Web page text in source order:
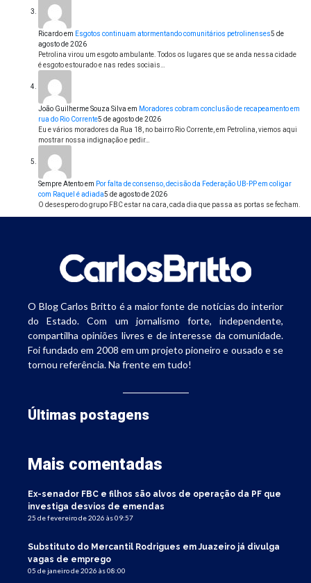
Ricardoem Esgotos continuam atormentando comunitários petrolinenses5 de
agosto de 2026
Petrolina virou um esgoto ambulante. Todos os lugares que se anda nessa cidade
é esgoto estourado e nas redes sociais…
João Guilherme Souza Silva em Moradores cobram conclusão de recapeamento em
rua do Rio Corrente5 de agosto de 2026
Eu e vários moradores da Rua 18, no bairro Rio Corrente, em Petrolina, viemos aqui
mostrar nossa indignação e pedir…
Sempre Atentoem Por falta de consenso, decisão da Federação UB-PP em coligar
com Raquel é adiada5 de agosto de 2026
O desespero do grupo FBC estar na cara, cada dia que passa as portas se fecham.
O Blog Carlos Britto é a maior fonte de notícias do interior
do Estado. Com um jornalismo forte, independente,
compartilha opiniões livres e de interesse da comunidade.
Foi fundado em 2008 em um projeto pioneiro e ousado e se
tornou referência. Na frente em tudo!
Últimas postagens
Mais comentadas
Ex-senador FBC e filhos são alvos de operação da PF que
investiga desvios de emendas
25 de fevereiro de 2026 às 09:57
Substituto do Mercantil Rodrigues em Juazeiro já divulga
vagas de emprego
05 de janeiro de 2026 às 08:00